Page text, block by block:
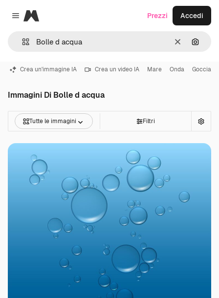
Close menu
Magnific
CancellaCerca
Prezzi Accedi
Crea un'immagine IA Crea un video IA Mare Onda Goccia
Immagini Di Bolle d acqua
Tutte le immagini Filtri